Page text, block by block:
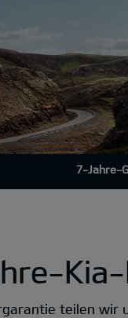
7-Jahre-
teilen wir